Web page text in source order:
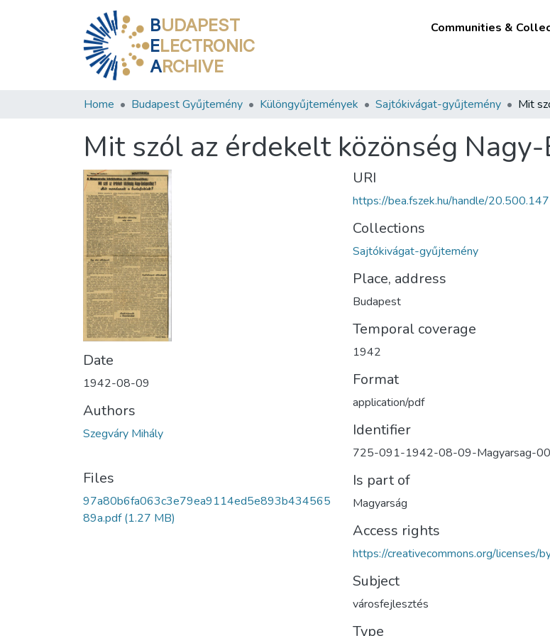
BUDAPEST
ELECTRONIC
ARCHIVE
Communities &
Home Budapest Gyűjtemény Különgyűjtemények Sajtókivágat-gyűjtemény
Mit szól az érdekelt közönség
Date
1942-08-09
Authors
Szegváry Mihály
Files
97a80b6fa063c3e79ea9114ed5e893b434565
89a.pdf(1.27 MB)
URI
https://bea.fszek.hu/handle/
Collections
Sajtókivágat-gyűjtemény
Place, address
Budapest
Temporal coverage
1942
Format
application/pdf
Identifier
725-091-1942-08-09-Magyarsag-
Is part of
Magyarság
Access rights
https://creativecommons.org/licenses/
Subject
városfejlesztés
Type